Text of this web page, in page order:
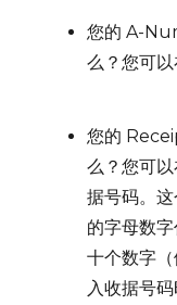
您的 A-
么？您可以
您的
么？您可
据号码。
的字母数
十个数字
入收据号